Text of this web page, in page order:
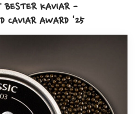
KAVIAR -
CAVIAR AWARD '25